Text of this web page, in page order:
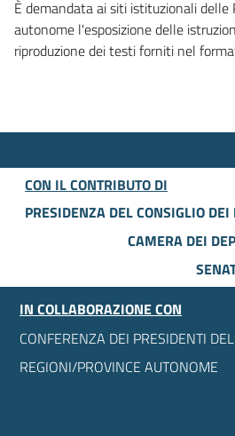
È demandata ai siti istituzionali delle
autonome l'esposizione delle
riproduzione dei testi forniti nel
CON IL CONTRIBUTO DI
PRESIDENZA DEL CONSIGLIO
CAMERA DEI
IN COLLABORAZIONE CON
CONFERENZA DEI PRESIDENTI
REGIONI/PROVINCE AUTONOME